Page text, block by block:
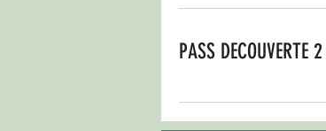
PASS DECOUVERTE